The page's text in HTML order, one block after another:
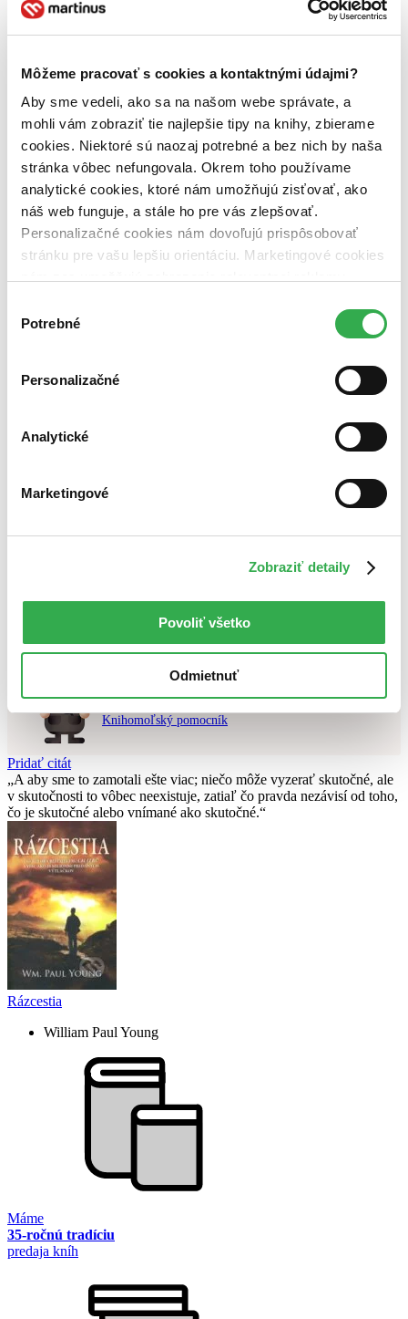
Môžeme pracovať s cookies a kontaktnými údajmi?
Aby sme vedeli, ako sa na našom webe správate, a
mohli vám zobraziť tie najlepšie tipy na knihy, zbierame
cookies. Niektoré sú naozaj potrebné a bez nich by naša
stránka vôbec nefungovala. Okrem toho používame
analytické cookies, ktoré nám umožňujú zisťovať, ako
náš web funguje, a stále ho pre vás zlepšovať.
Personalizačné cookies nám dovoľujú prispôsobovať
stránku pre vašu lepšiu orientáciu. Marketingové cookies
nám pomohlo, keby sme mohli používať všetky tieto
súhlasu
Potrebné
Personalizačné
Analytické
Marketingové
Zobraziť detaily
Povoliť všetko
Odmietnuť
Dostupnosť
na centrálnom sklade (0 titulov)na centrálnom sklade
pripravujeme (0 titulov)pripravujeme
vypredaných)
Nové / čítané
nová (0 titulov)
čítaná (0 titulov)čítaná
čítaná - výborný stav (0 titulov)čítaná - výborný stav
čítaná - mierne opotrebovaná (0 titulov)čítaná - mierne
opotrebovaná
čítané verzie vypredaných kníh (0 titulov)čítané verzie
vypredaných kníh
Top hodnotené
Najlacnejšie
Nebol nájdenýžiadny titulvyhovujúci zadaným podmienkam.
Skúste prosím zmeniť vyhľadávaný výraz.
Chcete poradiť knihu?
Náš pomocník Sherlock vám ju s radosťou vypátra!
Knihomoľský pomocník
Pridať citát
A aby sme to zamotali ešte viac; niečo môže vyzerať skutočné, ale
v skutočnosti to vôbec neexistuje, zatiaľ čo pravda nezávisí od toho,
čo je skutočné alebo vnímané ako skutočné.
Rázcestia
William Paul Young
Máme
35-ročnú tradíciu
predaja kníh